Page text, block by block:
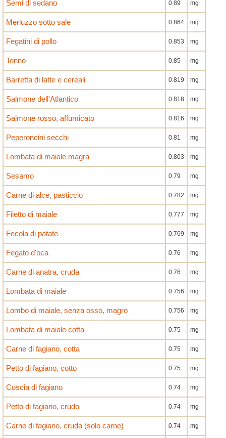
Semi di sedano 0.89 mg
Merluzzo sotto sale 0.864 mg
Fegatini di pollo 0.853 mg
Tonno 0.85 mg
Barretta di latte e cereali 0.819 mg
Salmone dell'Atlantico 0.818 mg
Salmone rosso, affumicato 0.816 mg
Peperoncini secchi 0.81 mg
Lombata di maiale magra 0.803 mg
Sesamo 0.79 mg
Carne di alce, pasticcio 0.782 mg
Filetto di maiale 0.777 mg
Fecola di patate 0.769 mg
Fegato d'oca 0.76 mg
Carne di anatra, cruda 0.76 mg
Lombata di maiale 0.756 mg
Lombo di maiale, senza osso, magro 0.756 mg
Lombata di maiale cotta 0.75 mg
Carne di fagiano, cotta 0.75 mg
Petto di fagiano, cotto 0.75 mg
Coscia di fagiano 0.74 mg
Petto di fagiano, crudo 0.74 mg
Carne di fagiano, cruda (solo carne) 0.74 mg